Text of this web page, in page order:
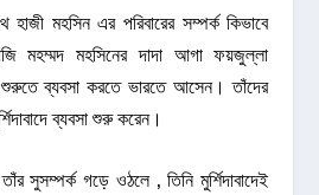
মহসিন এর পরিবারের সম্পর্ক কিভাবে
মহম্মদ মহসিনের দাদা আগা ফয়জুল্লা
ব্যবসা করতে ভারতে আসেন। তাঁদের
ব্যবসা শুরু করেন।
সুসম্পর্ক গড়ে ওঠলে , তিনি মুর্শিদাবাদেই